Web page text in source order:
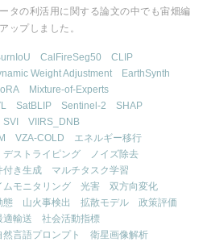
タの利活用に関する論文の中でも宙畑編
ップしました。
CalFireSeg50
CLIP
Weight Adjustment
EarthSynth
Mixture-of-Experts
SatBLIP Sentinel-2
SHAP
SVI
VIIRS_DNB
VZA-COLD
エネルギー移行
デストライピング
ノイズ除去
付き生成
マルチタスク学習
ムモニタリング 光害
双方向変化
態 山火事検出 拡散モデル
政策評価
適輸送
社会活動指標
然言語プロンプト
衛星画像解析